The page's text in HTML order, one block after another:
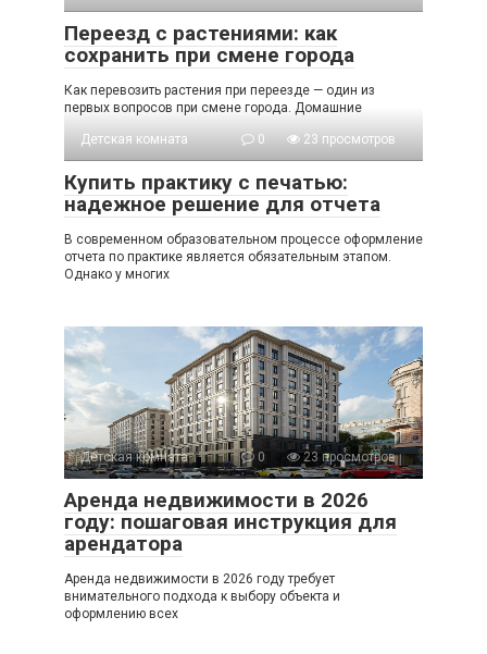
Переезд с растениями: как
сохранить при смене города
Как перевозить растения при переезде — один из
первых вопросов при смене города. Домашние
Детская комната 0 23 просмотров
Купить практику с печатью:
надежное решение для отчета
В современном образовательном процессе оформление
отчета по практике является обязательным этапом.
Однако у многих
Детская комната 0 23 просмотров
Аренда недвижимости в 2026
году: пошаговая инструкция для
арендатора
Аренда недвижимости в 2026 году требует
внимательного подхода к выбору объекта и
оформлению всех